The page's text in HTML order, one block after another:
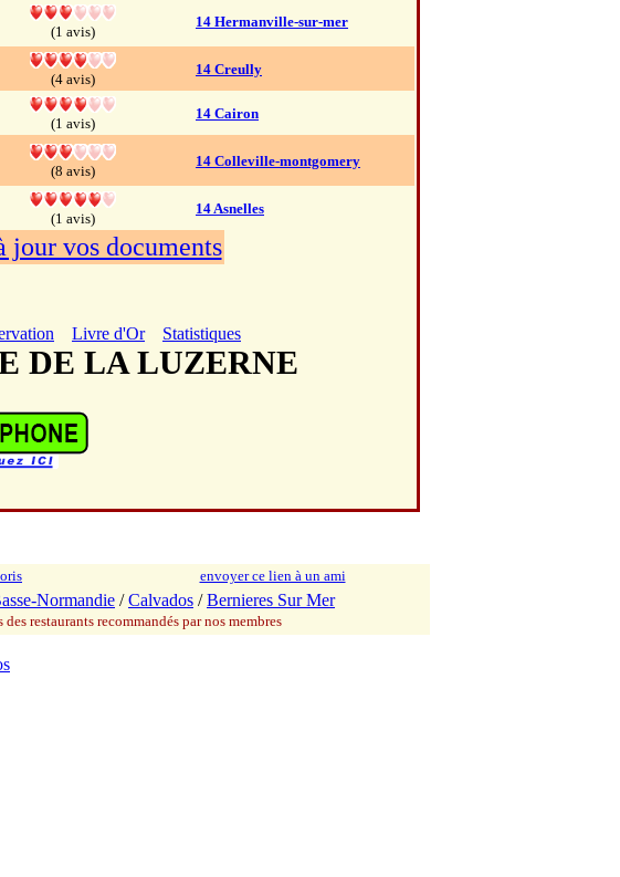
(1 avis)
14 Hermanville-sur-mer
(4 avis)
14 Creully
(1 avis)
14 Cairon
(8 avis)
14 Colleville-montgomery
(1 avis)
14 Asnelles
jour vos documents
Livre d'Or Statistiques
DE LA LUZERNE
envoyer ce lien à un ami
Normandie /Calvados /Bernieres Sur Mer
des restaurants recommandés par nos membres